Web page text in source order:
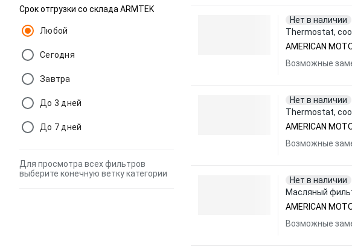
Срок отгрузки со склада ARMTEK
Любой
Сегодня
Завтра
До 3 дней
До 7 дней
Для просмотра всех фильтров
выберите конечную ветку категории
Нет в наличии
Thermostat,
AMERICAN
Возможные
Нет в наличии
Thermostat,
AMERICAN
Возможные
Нет в наличии
Масляный
AMERICAN
Возможные